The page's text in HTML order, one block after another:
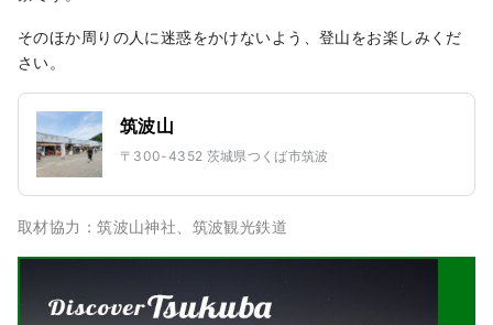
そのほか周りの人に迷惑をかけないよう、登山をお楽しみくだ
さい。
筑波山
〒300-4352 茨城県つくば市筑波
取材協力：筑波山神社、筑波観光鉄道